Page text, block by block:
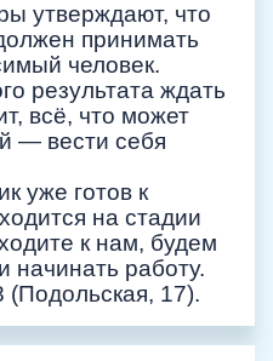
утверждают, что
принимать
человек.
результата ждать
всё, что может
— вести себя
уже готов к
на стадии
к нам, будем
начинать работу.
(Подольская, 17).